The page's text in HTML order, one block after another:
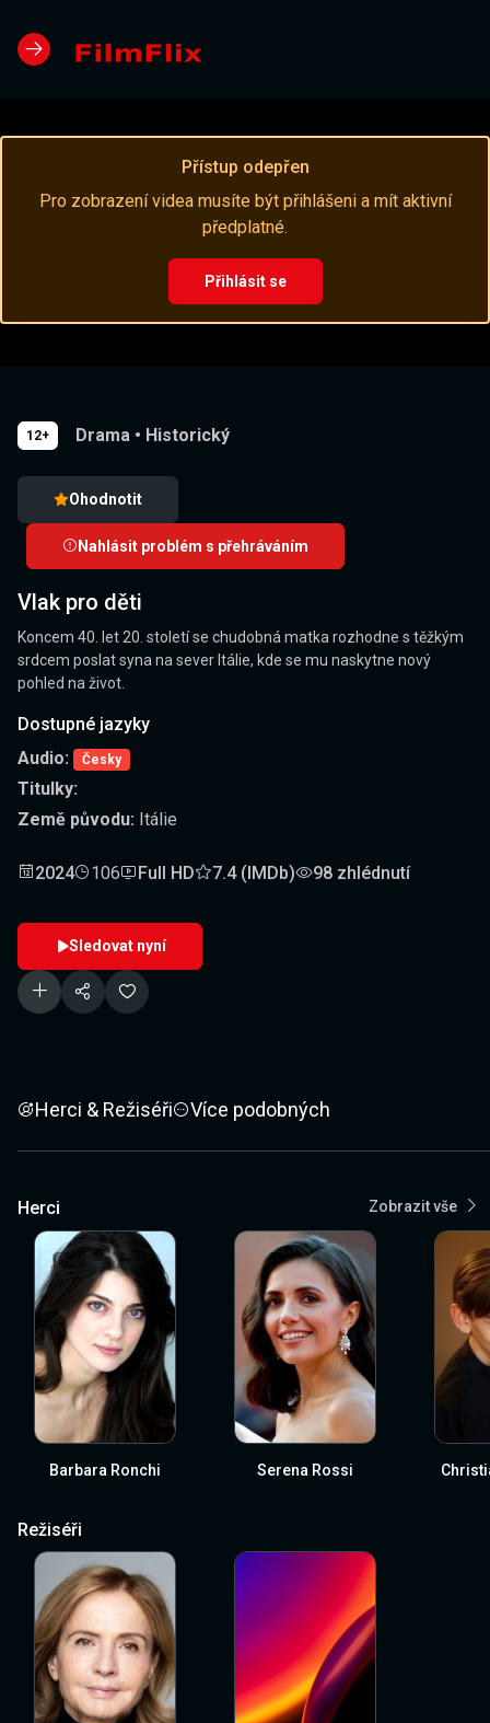
Přístup odepřen
Pro zobrazení videa musíte být přihlášeni a mít aktivní
předplatné.
Přihlásit se
12+ Drama • Historický
Ohodnotit
Nahlásit problém s přehráváním
Vlak pro děti
Koncem 40. let 20. století se chudobná matka rozhodne s těžkým
srdcem poslat syna na sever Itálie, kde se mu naskytne nový
pohled na život.
Dostupné jazyky
Audio:
Česky
Titulky:
Země původu: Itálie
2024 106 Full HD 7.4 (IMDb) 98 zhlédnutí
Sledovat nyní
Herci & Režiséři Více podobných
Herci Zobrazit vše
Barbara Ronchi Serena Rossi
Režiséři